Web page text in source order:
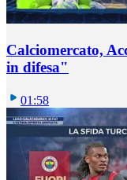
Calciomercato,
in difesa"
01:58